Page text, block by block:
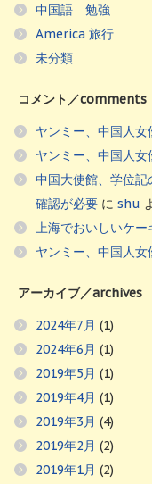
中国語 勉強
America 旅行
未分類
コメント／comments
ヤンミー、中国人
ヤンミー、中国人
中国大使館、学位
確認が必要 に shu
上海でおいしいケー
ヤンミー、中国人
アーカイブ／archives
2024年7月 (1)
2024年6月 (1)
2019年5月 (1)
2019年4月 (1)
2019年3月 (4)
2019年2月 (2)
2019年1月 (2)